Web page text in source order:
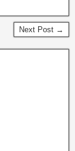
Next Post →